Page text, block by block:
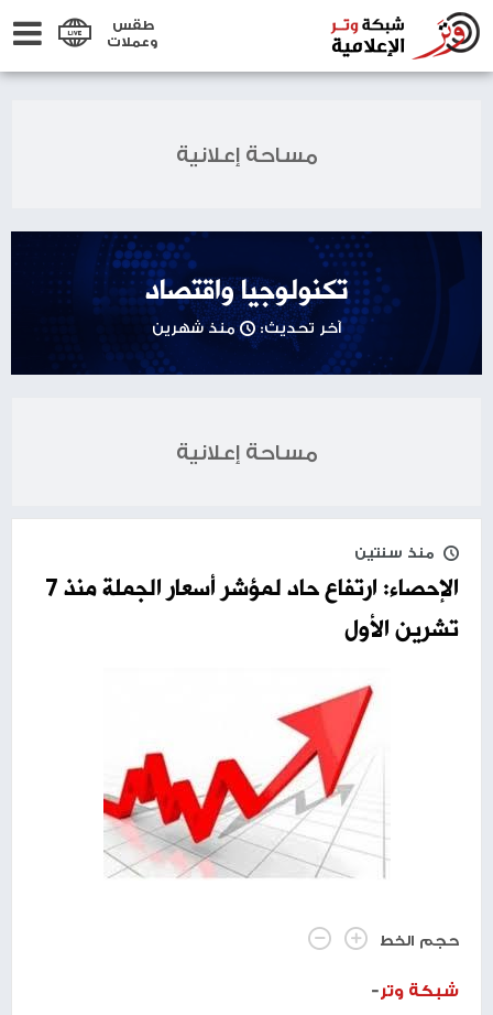
طقس
وعملات
مساحة إعلانية
تكنولوجيا واقتصاد
آخر تحديث: منذ شهرين
مساحة إعلانية
منذ سنتين
الإحصاء: ارتفاع حاد لمؤشر أسعار الجملة منذ 7
تشرين الأول
حجم الخط
شبكة وتر-